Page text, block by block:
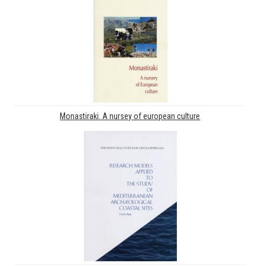
Monastiraki. A nursey of european culture